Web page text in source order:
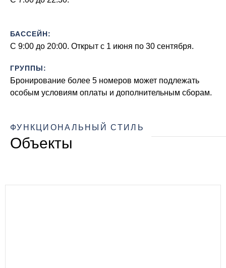
БАССЕЙН:
С 9:00 до 20:00. Oткрыт с 1 июня по 30 сентября.
ГРУППЫ:
Бронирование более 5 номеров может подлежать
особым условиям оплаты и дополнительным сборам.
ФУНКЦИОНАЛЬНЫЙ СТИЛЬ
Объекты